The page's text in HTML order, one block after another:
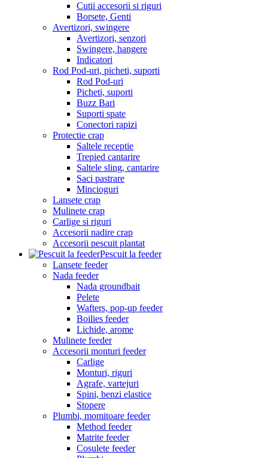
Cutii accesorii si riguri
Borsete, Genti
Avertizori, swingere
Avertizori, senzori
Swingere, hangere
Indicatori
Rod Pod-uri, picheti, suporti
Rod Pod-uri
Picheti, suporti
Buzz Bari
Suporti spate
Conectori rapizi
Protectie crap
Saltele receptie
Trepied cantarire
Saltele sling, cantarire
Saci pastrare
Mincioguri
Lansete crap
Mulinete crap
Carlige si riguri
Accesorii nadire crap
Accesorii pescuit plantat
Pescuit la feeder
Lansete feeder
Nada feeder
Nada groundbait
Pelete
Wafters, pop-up feeder
Boilies feeder
Lichide, arome
Mulinete feeder
Accesorii monturi feeder
Carlige
Monturi, riguri
Agrafe, vartejuri
Spini, benzi elastice
Stopere
Plumbi, momitoare feeder
Method feeder
Matrite feeder
Cosulete feeder